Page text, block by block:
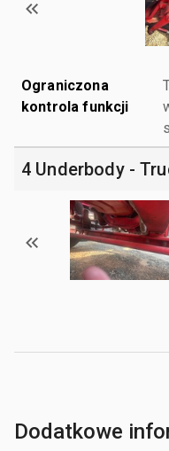
Ograniczona
kontrola funkcji
4 Underbody -
Dodatkowe